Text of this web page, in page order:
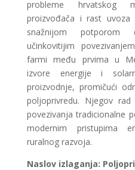
probleme hrvatskog
proizvođača i rast uvoza
snažnijom potporom
učinkovitijim
farmi među prvima u
izvore energije i
proizvodnje, promičući
poljoprivredu. Njegov
povezivanja tradicionalne
modernim pristupima
ruralnog razvoja.
Naslov izlaganja: